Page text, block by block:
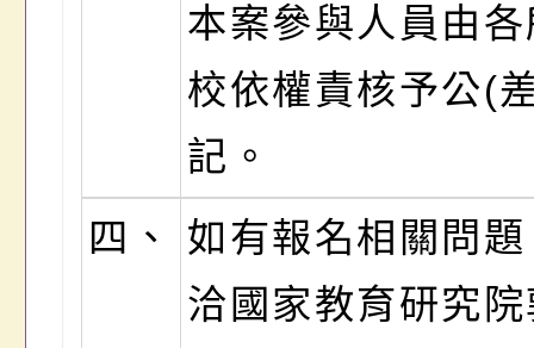
本案參與人員由
校依權責核予公(
記。
四、
如有報名相關問
洽國家教育研究